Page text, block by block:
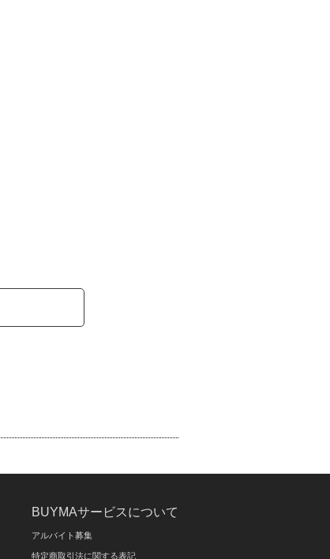
BUYMAサービスについて
アルバイト募集
特定商取引法に関する表記